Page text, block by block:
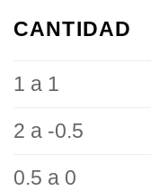
CANTIDAD
1 a 1
2 a -0.5
0.5 a 0